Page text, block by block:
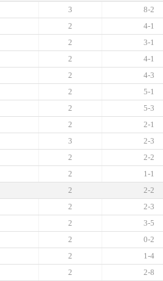
8-2
3
4-1
2
3-1
2
4-1
2
4-3
2
5-1
2
5-3
2
2-1
2
2-3
3
2-2
2
1-1
2
2-2
2
2-3
2
3-5
2
0-2
2
1-4
2
2-8
2